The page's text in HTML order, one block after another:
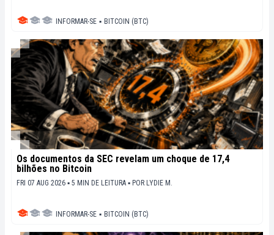
INFORMAR-SE ▪ BITCOIN (BTC)
Os documentos da SEC revelam um choque de 17,4
bilhões no Bitcoin
FRI 07 AUG 2026 ▪ 5 MIN DE LEITURA ▪ POR LYDIE M.
INFORMAR-SE ▪ BITCOIN (BTC)